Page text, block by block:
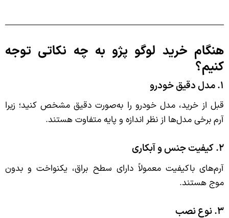
هنگام خرید لوگو پژو به چه نکاتی توجه
کنیم؟
۱. مدل دقیق خودرو
قبل از خرید، مدل خودرو را به‌صورت دقیق مشخص کنید؛ زیرا
آرم برخی مدل‌ها از نظر اندازه و پایه متفاوت هستند.
۲. کیفیت جنس و آبکاری
آرم‌های باکیفیت معمولاً دارای سطح براق، یکنواخت و بدون
موج هستند.
۳. نوع نصب